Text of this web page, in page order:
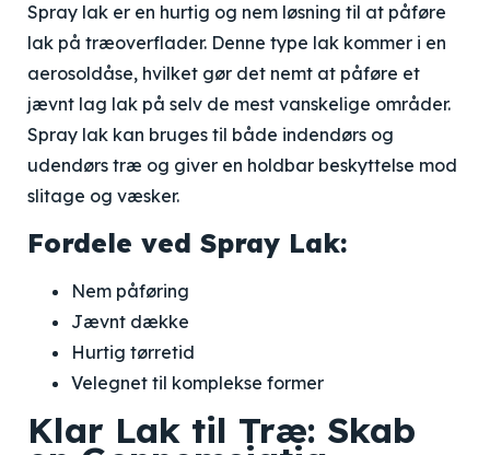
Spray lak er en hurtig og nem løsning til at påføre
lak på træoverflader. Denne type lak kommer i en
aerosoldåse, hvilket gør det nemt at påføre et
jævnt lag lak på selv de mest vanskelige områder.
Spray lak kan bruges til både indendørs og
udendørs træ og giver en holdbar beskyttelse mod
slitage og væsker.
Fordele ved Spray Lak:
Nem påføring
Jævnt dække
Hurtig tørretid
Velegnet til komplekse former
Klar Lak til Træ: Skab